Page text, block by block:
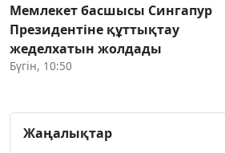
Мемлекет басшысы Сингапур
Президентіне құттықтау
жеделхатын жолдады
Бүгін, 10:50
Жаңалықтар